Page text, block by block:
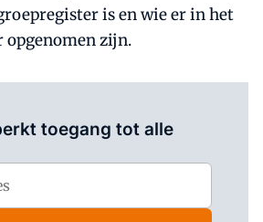
is en wie er in het
zijn.
toegang tot alle